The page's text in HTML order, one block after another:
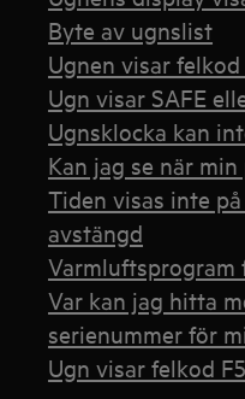
Byte av ugnslist
Ugnen visar felkod
Ugn visar SAFE
Ugnsklocka kan
Kan jag se när
Tiden visas inte
avstängd
Varmluftsprogram
Var kan jag hitta
serienummer för
Ugn visar felkod